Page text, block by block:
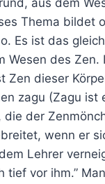
aus dem
Thema bildet
Es ist das
Wesen des Zen.
Zen dieser
zagu (Zagu ist
die der
wenn er
Lehrer
tief vor ihm.”